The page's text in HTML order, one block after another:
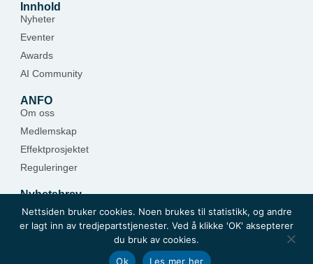
Innhold
Nyheter
Eventer
Awards
AI Community
ANFO
Om oss
Medlemskap
Effektprosjektet
Reguleringer
Nyhetsbrev
Hold deg oppdatert — meld deg på.
Meld deg på
Nettsiden bruker cookies. Noen brukes til statistikk, og andre
er lagt inn av tredjepartstjenester. Ved å klikke 'OK' aksepterer
du bruk av cookies.
Ok
Les mer her